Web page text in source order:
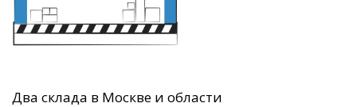
Два склада в Москве и области